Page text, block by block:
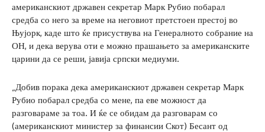
американскиот државен секретар Марк Рубио побарал
средба со него за време на неговиот претстоен престој во
Њујорк, каде што ќе присуствува на Генералното собрание на
ОН, и дека верува оти е можно прашањето за американските
царини да се реши, јавија српски медиуми.
„Добив порака дека американскиот државен секретар Марк
Рубио побарал средба со мене, па еве можност да
разговараме за тоа. И ќе се обидам да разговарам со
(американскиот министер за финансии Скот) Бесант од